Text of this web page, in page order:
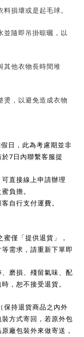
損壞或是起毛球。
隨即吊掛晾曬，以
其他衣物長時間堆
，以避免造成衣物
日，此為考慮期並非
於7 日內聯繫客服提
直接線上申請辦理
負擔。
自行支付運費。
僅「提供退貨」，
需求，請重新下單即
磨損、殘留氣味、配
，恕不接受退貨。
保持退貨商品之內外
方式寄回，若原外包
廠包裝外來做寄送，